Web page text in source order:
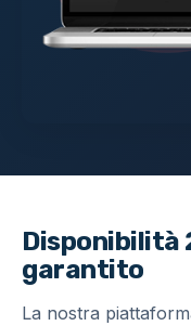
Disponibilità
garantito
La nostra